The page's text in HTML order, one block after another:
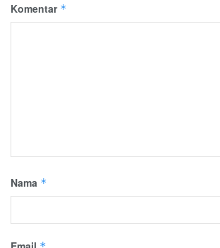
Komentar *
Nama *